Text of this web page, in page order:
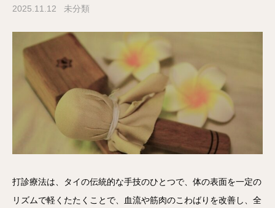
2025.11.12 未分類
打診療法は、タイの伝統的な手技のひとつで、体の表面を一定の
リズムで軽くたたくことで、血流や筋肉のこわばりを改善し、全